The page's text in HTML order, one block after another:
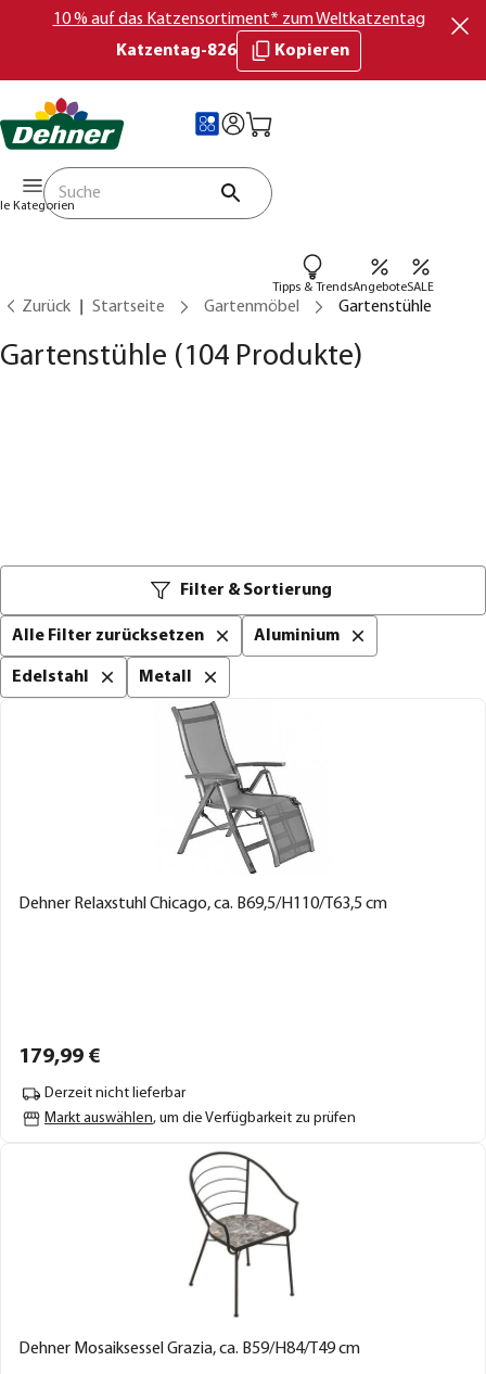
10 % auf das Katzensortiment* zum Weltkatzentag
Katzentag-826
Kopieren
Kategorien
Tipps & TrendsAngeboteSALE
Zurück Startseite Gartenmöbel Gartenstühle
Gartenstühle (104 Produkte)
Filter & Sortierung
Alle Filter zurücksetzen Aluminium
Edelstahl Metall
Dehner Relaxstuhl Chicago, ca. B69,5/H110/T63,5 cm
179,99 €
Derzeit nicht lieferbar
Markt auswählen, um die Verfügbarkeit zu prüfen
Dehner Mosaiksessel Grazia, ca. B59/H84/T49 cm